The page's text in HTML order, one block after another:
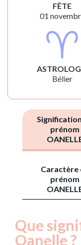
FÊTE
01
Bélier
prénom
Caractère
prénom
Que
Oanelle ?